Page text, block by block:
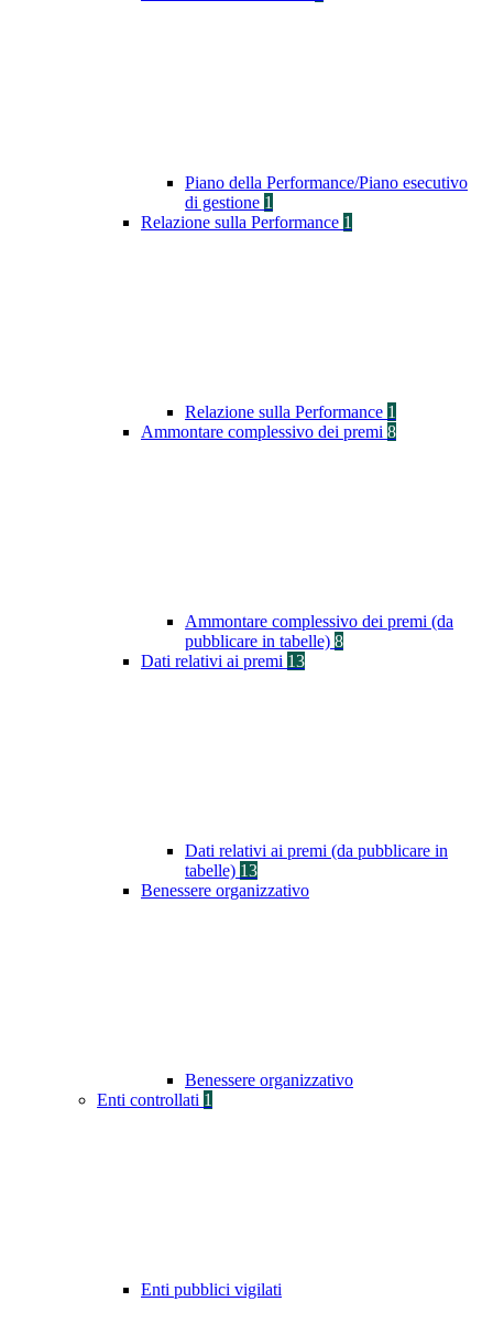
Piano della Performance/Piano esecutivo
di gestione 1
Relazione sulla Performance 1
Relazione sulla Performance 1
Ammontare complessivo dei premi 8
Ammontare complessivo dei premi (da
pubblicare in tabelle) 8
Dati relativi ai premi 13
Dati relativi ai premi (da pubblicare in
tabelle) 13
Benessere organizzativo
Benessere organizzativo
Enti controllati 1
Enti pubblici vigilati